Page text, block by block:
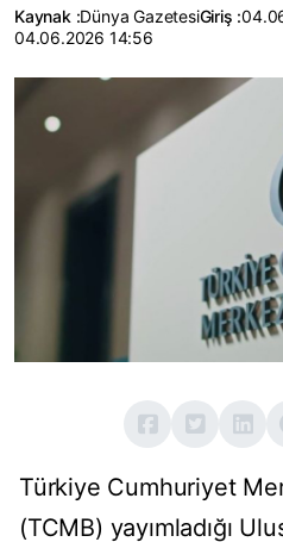
Kaynak :Dünya GazetesiGiriş :
04.06.2026 14:56
Türkiye Cumhuriyet
(TCMB) yayımladığı